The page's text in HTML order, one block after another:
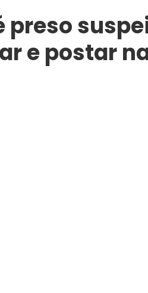
preso
e postar